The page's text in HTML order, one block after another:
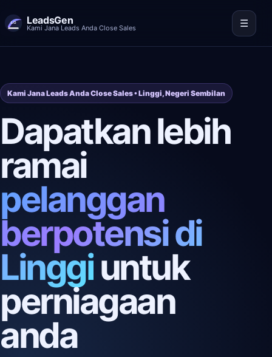
LeadsGen
Kami Jana Leads Anda Close Sales ☰
Kami Jana Leads Anda Close Sales • Linggi, Negeri Sembilan
Dapatkan lebih
ramai
pelanggan
berpotensi di
Linggiuntuk
perniagaan
anda